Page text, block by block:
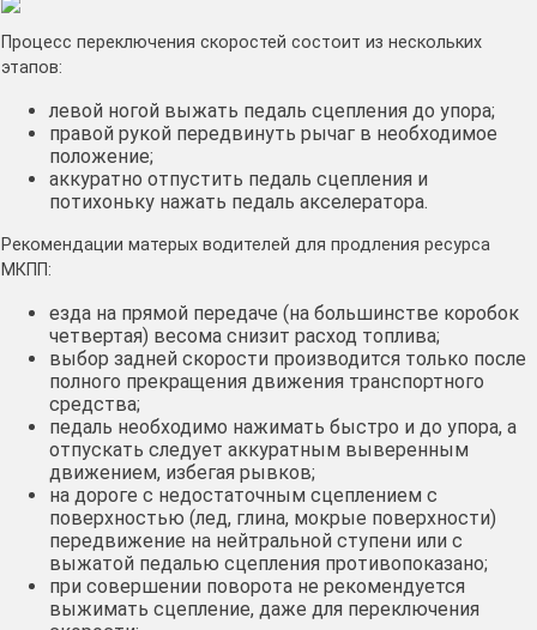
Процесс переключения скоростей состоит из нескольких
этапов:
левой ногой выжать педаль сцепления до упора;
правой рукой передвинуть рычаг в необходимое
положение;
аккуратно отпустить педаль сцепления и
потихоньку нажать педаль акселератора.
Рекомендации матерых водителей для продления ресурса
МКПП:
езда на прямой передаче (на большинстве коробок
четвертая) весома снизит расход топлива;
выбор задней скорости производится только после
полного прекращения движения транспортного
средства;
педаль необходимо нажимать быстро и до упора, а
отпускать следует аккуратным выверенным
движением, избегая рывков;
на дороге с недостаточным сцеплением с
поверхностью (лед, глина, мокрые поверхности)
передвижение на нейтральной ступени или с
выжатой педалью сцепления противопоказано;
при совершении поворота не рекомендуется
выжимать сцепление, даже для переключения